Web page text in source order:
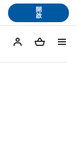
開
啟